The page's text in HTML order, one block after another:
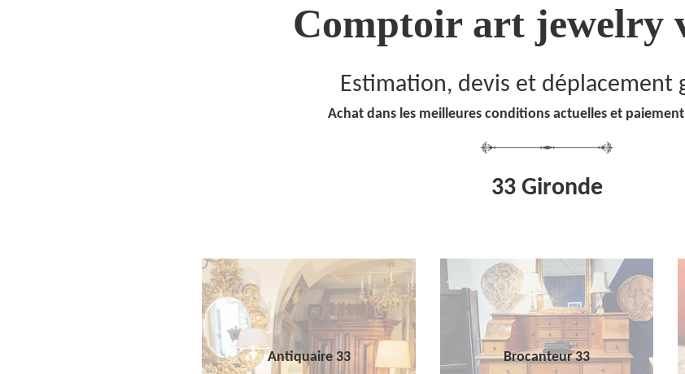
Comptoir art jewelry
Estimation, devis et déplacement
Achat dans les meilleures conditions actuelles et
33 Gironde
Antiquaire 33 Brocanteur 33